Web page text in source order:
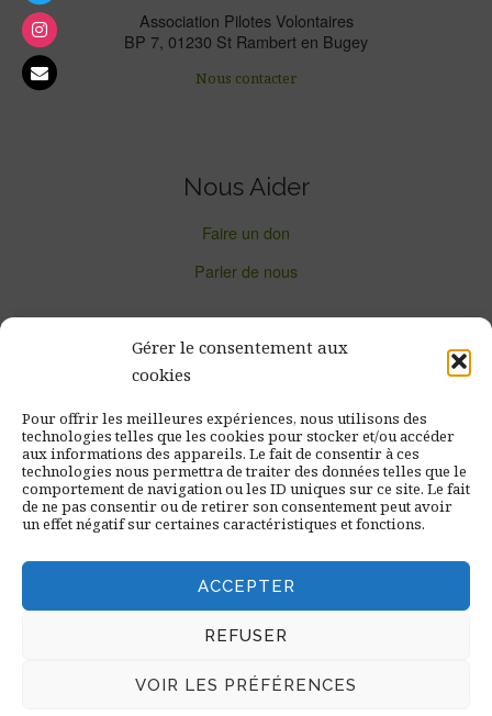
Gérer le consentement aux
cookies
Pour offrir les meilleures expériences, nous utilisons des
technologies telles que les cookies pour stocker et/ou accéder
aux informations des appareils. Le fait de consentir à ces
technologies nous permettra de traiter des données telles que le
comportement de navigation ou les ID uniques sur ce site. Le fait
de ne pas consentir ou de retirer son consentement peut avoir
un effet négatif sur certaines caractéristiques et fonctions.
ACCEPTER
REFUSER
VOIR LES PRÉFÉRENCES
Association Pilotes Volontaires
BP 7, 01230 St Rambert en Bugey
Nous contacter
Nous Aider
Faire un don
Parler de nous
Newsletter de Pilotes Volontaires
Copyright © 2026 · All Rights Reserved · Pilotes Volontaires